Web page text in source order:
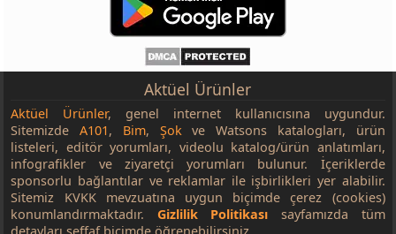
Aktüel Ürünler
Aktüel Ürünler, genel internet kullanıcısına uygundur.
SitemizdeA101, Bim, Şokve Watsons katalogları, ürün
listeleri, editör yorumları, videolu katalog/ürün anlatımları,
infografikler ve ziyaretçi yorumları bulunur. İçeriklerde
sponsorlu bağlantılar ve reklamlar ile işbirlikleri yer alabilir.
Sitemiz KVKK mevzuatına uygun biçimde çerez (cookies)
konumlandırmaktadır. Gizlilik Politikası sayfamızda tüm